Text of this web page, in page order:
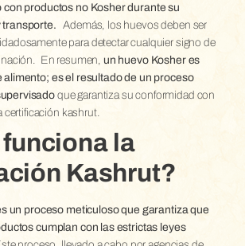
productos no Kosher durante su
transporte.
Además, los huevos deben ser
para detectar cualquier signo de
En resumen, un huevo Kosher es
alimento; es el resultado de un proceso
que garantiza su conformidad con
certificación kashrut.
la
Kashrut?
un proceso meticuloso que garantiza que
cumplan con las estrictas leyes